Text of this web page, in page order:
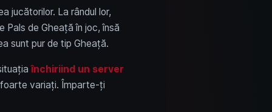
jucătorilor. La rândul lor,
Pals de Gheață în joc, însă
sunt pur de tip Gheață.
închiriind un server
variați. Împarte-ți